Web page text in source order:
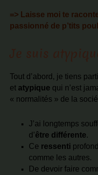
=> Laisse moi te
passionné de p’tits
Tout d’abord, je tiens
et atypique qui n’est
« normalités » de la
J’ai longtemps
d’être différente.
Ce ressenti
comme les autres.
De devoir faire